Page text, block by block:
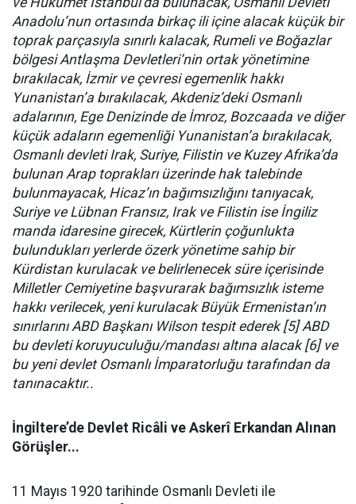
Anadolu’nun ortasında birkaç ili içine alacak küçük bir
toprak parçasıyla sınırlı kalacak, Rumeli ve Boğazlar
bölgesi Antlaşma Devletleri’nin ortak yönetimine
bırakılacak, İzmir ve çevresi egemenlik hakkı
Yunanistan’a bırakılacak, Akdeniz’deki Osmanlı
adalarının, Ege Denizinde de İmroz, Bozcaada ve diğer
küçük adaların egemenliği Yunanistan’a bırakılacak,
Osmanlı devleti Irak, Suriye, Filistin ve Kuzey Afrika’da
bulunan Arap toprakları üzerinde hak talebinde
bulunmayacak, Hicaz’ın bağımsızlığını tanıyacak,
Suriye ve Lübnan Fransız, Irak ve Filistin ise İngiliz
manda idaresine girecek, Kürtlerin çoğunlukta
bulundukları yerlerde özerk yönetime sahip bir
Kürdistan kurulacak ve belirlenecek süre içerisinde
Milletler Cemiyetine başvurarak bağımsızlık isteme
hakkı verilecek, yeni kurulacak Büyük Ermenistan’ın
sınırlarını ABD Başkanı Wilson tespit ederek [5] ABD
bu devleti koruyuculuğu/mandası altına alacak [6] ve
bu yeni devlet Osmanlı İmparatorluğu tarafından da
tanınacaktır..
İngiltere’de Devlet Ricâli ve Askerî Erkandan Alınan
Görüşler...
11 Mayıs 1920 tarihinde Osmanlı Devleti ile